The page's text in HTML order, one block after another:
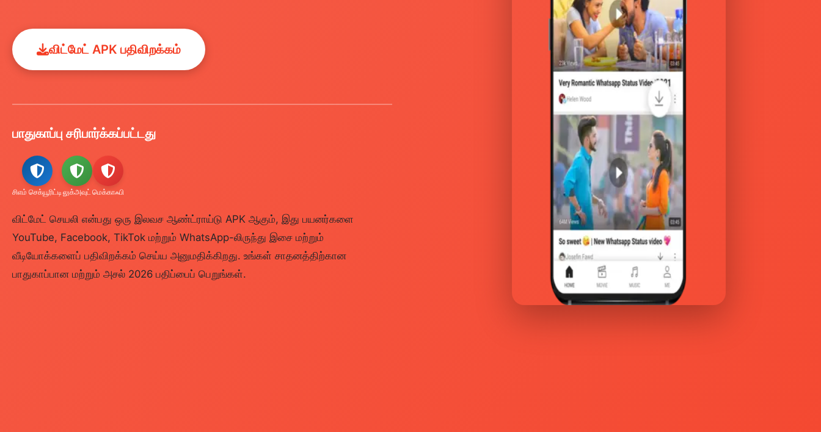
விட்மேட் APK பதிவிறக்கம்
பாதுகாப்பு சரிபார்க்கப்பட்டது
சிஎம் செக்யூரிட்டி லுக்அவுட் மெக்காஃபி
விட்மேட் செயலி என்பது ஒரு இலவச ஆண்ட்ராய்டு APK ஆகும், இது பயனர்களை
YouTube, Facebook, TikTok மற்றும் WhatsApp-லிருந்து இசை மற்றும்
வீடியோக்களைப் பதிவிறக்கம் செய்ய அனுமதிக்கிறது. உங்கள் சாதனத்திற்கான
பாதுகாப்பான மற்றும் அசல் 2026 பதிப்பைப் பெறுங்கள்.